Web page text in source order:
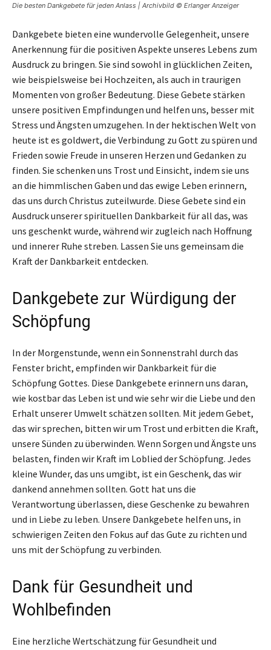
Die besten Dankgebete für jeden Anlass | Archivbild © Erlanger Anzeiger
Dankgebete bieten eine wundervolle Gelegenheit, unsere
Anerkennung für die positiven Aspekte unseres Lebens zum
Ausdruck zu bringen. Sie sind sowohl in glücklichen Zeiten,
wie beispielsweise bei Hochzeiten, als auch in traurigen
Momenten von großer Bedeutung. Diese Gebete stärken
unsere positiven Empfindungen und helfen uns, besser mit
Stress und Ängsten umzugehen. In der hektischen Welt von
heute ist es goldwert, die Verbindung zu Gott zu spüren und
Frieden sowie Freude in unseren Herzen und Gedanken zu
finden. Sie schenken uns Trost und Einsicht, indem sie uns
an die himmlischen Gaben und das ewige Leben erinnern,
das uns durch Christus zuteilwurde. Diese Gebete sind ein
Ausdruck unserer spirituellen Dankbarkeit für all das, was
uns geschenkt wurde, während wir zugleich nach Hoffnung
und innerer Ruhe streben. Lassen Sie uns gemeinsam die
Kraft der Dankbarkeit entdecken.
Dankgebete zur Würdigung der
Schöpfung
In der Morgenstunde, wenn ein Sonnenstrahl durch das
Fenster bricht, empfinden wir Dankbarkeit für die
Schöpfung Gottes. Diese Dankgebete erinnern uns daran,
wie kostbar das Leben ist und wie sehr wir die Liebe und den
Erhalt unserer Umwelt schätzen sollten. Mit jedem Gebet,
das wir sprechen, bitten wir um Trost und erbitten die Kraft,
unsere Sünden zu überwinden. Wenn Sorgen und Ängste uns
belasten, finden wir Kraft im Loblied der Schöpfung. Jedes
kleine Wunder, das uns umgibt, ist ein Geschenk, das wir
dankend annehmen sollten. Gott hat uns die
Verantwortung überlassen, diese Geschenke zu bewahren
und in Liebe zu leben. Unsere Dankgebete helfen uns, in
schwierigen Zeiten den Fokus auf das Gute zu richten und
uns mit der Schöpfung zu verbinden.
Dank für Gesundheit und
Wohlbefinden
Eine herzliche Wertschätzung für Gesundheit und